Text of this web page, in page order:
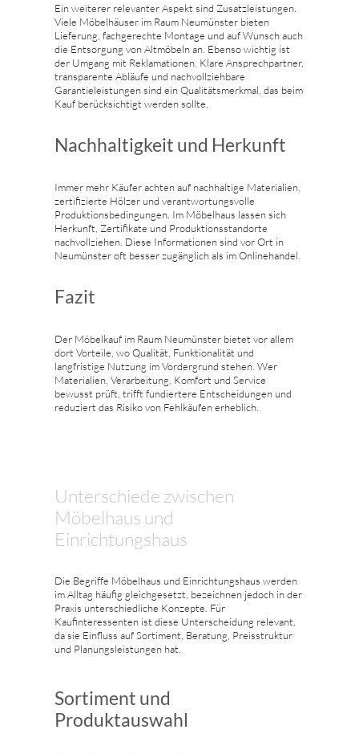
Ein weiterer relevanter Aspekt sind Zusatzleistungen.
Viele Möbelhäuser im Raum Neumünster bieten
Lieferung, fachgerechte Montage und auf Wunsch auch
die Entsorgung von Altmöbeln an. Ebenso wichtig ist
der Umgang mit Reklamationen. Klare Ansprechpartner,
transparente Abläufe und nachvollziehbare
Garantieleistungen sind ein Qualitätsmerkmal, das beim
Kauf berücksichtigt werden sollte.
Nachhaltigkeit und Herkunft
Immer mehr Käufer achten auf nachhaltige Materialien,
zertifizierte Hölzer und verantwortungsvolle
Produktionsbedingungen. Im Möbelhaus lassen sich
Herkunft, Zertifikate und Produktionsstandorte
nachvollziehen. Diese Informationen sind vor Ort in
Neumünster oft besser zugänglich als im Onlinehandel.
Fazit
Der Möbelkauf im Raum Neumünster bietet vor allem
dort Vorteile, wo Qualität, Funktionalität und
langfristige Nutzung im Vordergrund stehen. Wer
Materialien, Verarbeitung, Komfort und Service
bewusst prüft, trifft fundiertere Entscheidungen und
reduziert das Risiko von Fehlkäufen erheblich.
Unterschiede zwischen
Möbelhaus und
Einrichtungshaus
Die Begriffe Möbelhaus und Einrichtungshaus werden
im Alltag häufig gleichgesetzt, bezeichnen jedoch in der
Praxis unterschiedliche Konzepte. Für
Kaufinteressenten ist diese Unterscheidung relevant,
da sie Einfluss auf Sortiment, Beratung, Preisstruktur
und Planungsleistungen hat.
Sortiment und
Produktauswahl